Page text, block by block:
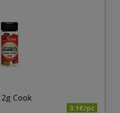
Cook
3.1€/pc